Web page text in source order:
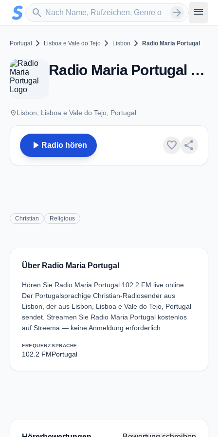
Zum Hauptinhalt springen
search
Sender suchen arrow_forward menu
Portugal chevron_right Lisboa e Vale do Tejo chevron_right Lisbon chevron_right Radio Maria Portugal
Radio Maria Portugal - FM 102.2 - Lisbon
placeLisbon, Lisboa e Vale do Tejo, Portugal
play_arrow Radio hören favorite share
Christian Religious
Über Radio Maria Portugal
Hören Sie Radio Maria Portugal 102.2 FM live online.
Der Portugalsprachige Christian-Radiosender aus
Lisbon, der aus Lisbon, Lisboa e Vale do Tejo, Portugal
sendet. Streamen Sie Radio Maria Portugal kostenlos
auf Streema — keine Anmeldung erforderlich.
FREQUENZ
102.2 FM
SPRACHE
Portugal